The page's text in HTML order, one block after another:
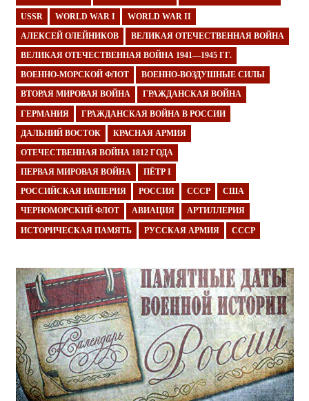
USSR WORLD WAR I WORLD WAR II
АЛЕКСЕЙ ОЛЕЙНИКОВ ВЕЛИКАЯ ОТЕЧЕСТВЕННАЯ ВОЙНА
ВЕЛИКАЯ ОТЕЧЕСТВЕННАЯ ВОЙНА 1941—1945 ГГ.
ВОЕННО-МОРСКОЙ ФЛОТ ВОЕННО-ВОЗДУШНЫЕ СИЛЫ
ВТОРАЯ МИРОВАЯ ВОЙНА ГРАЖДАНСКАЯ ВОЙНА
ГЕРМАНИЯ ГРАЖДАНСКАЯ ВОЙНА В РОССИИ
ДАЛЬНИЙ ВОСТОК КРАСНАЯ АРМИЯ
ОТЕЧЕСТВЕННАЯ ВОЙНА 1812 ГОДА
ПЕРВАЯ МИРОВАЯ ВОЙНА ПЁТР I
РОССИЙСКАЯ ИМПЕРИЯ РОССИЯ СССР США
ЧЕРНОМОРСКИЙ ФЛОТ АВИАЦИЯ АРТИЛЛЕРИЯ
ИСТОРИЧЕСКАЯ ПАМЯТЬ РУССКАЯ АРМИЯ СССР